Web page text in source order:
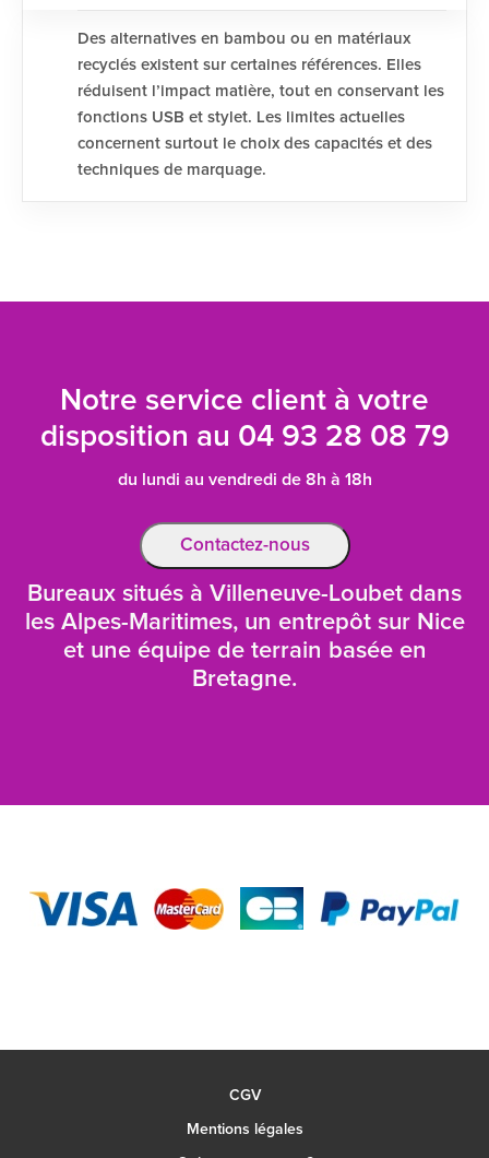
Des alternatives en bambou ou en matériaux
recyclés existent sur certaines références. Elles
réduisent l’impact matière, tout en conservant les
fonctions USB et stylet. Les limites actuelles
concernent surtout le choix des capacités et des
techniques de marquage.
Notre service client à votre
disposition au 04 93 28 08 79
du lundi au vendredi de 8h à 18h
Contactez-nous
Bureaux situés à Villeneuve-Loubet dans
les Alpes-Maritimes, un entrepôt sur Nice
et une équipe de terrain basée en
Bretagne.
CGV
Mentions légales